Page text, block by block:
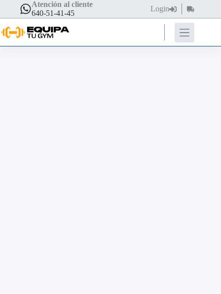
Atención al cliente
640-51-41-45
Login